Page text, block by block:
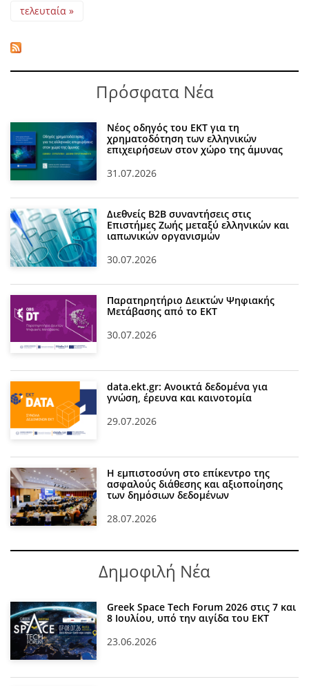
τελευταία »
Πρόσφατα Νέα
Νέος οδηγός του ΕΚΤ για τη
χρηματοδότηση των ελληνικών
επιχειρήσεων στον χώρο της άμυνας
31.07.2026
Διεθνείς Β2Β συναντήσεις στις
Επιστήμες Ζωής μεταξύ ελληνικών και
ιαπωνικών οργανισμών
30.07.2026
Παρατηρητήριο Δεικτών Ψηφιακής
Μετάβασης από το ΕΚΤ
30.07.2026
data.ekt.gr: Ανοικτά δεδομένα για
γνώση, έρευνα και καινοτομία
29.07.2026
Η εμπιστοσύνη στο επίκεντρο της
ασφαλούς διάθεσης και αξιοποίησης
των δημόσιων δεδομένων
28.07.2026
Δημοφιλή Νέα
Greek Space Tech Forum 2026 στις 7 και
8 Ιουλίου, υπό την αιγίδα του ΕΚΤ
23.06.2026